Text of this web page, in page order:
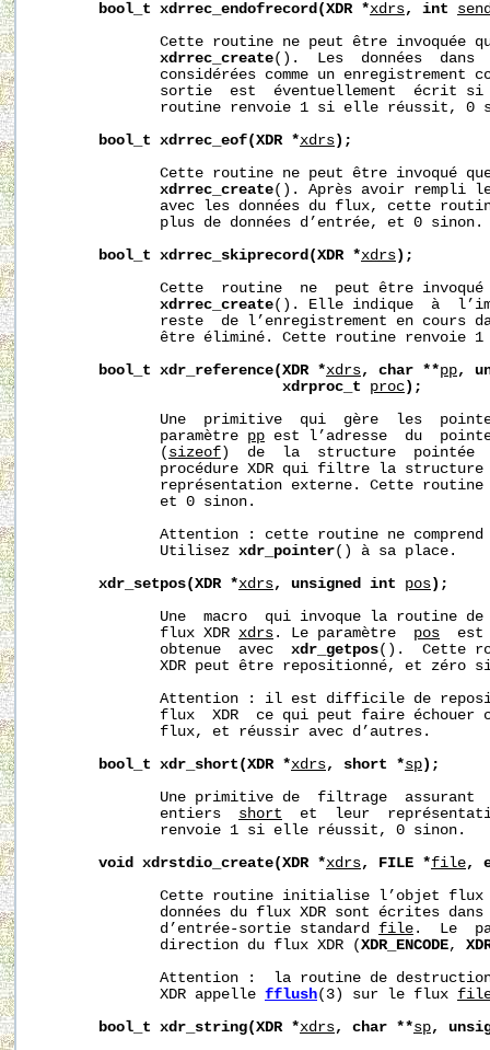
bool_t xdrrec_endofrecord(XDR *xdrs, int
Cette routine ne peut être invoquée
xdrrec_create().  Les  données  dans
considérées comme un enregistrement
sortie  est  éventuellement  écrit
routine renvoie 1 si elle réussit, 0
bool_t xdrrec_eof(XDR *xdrs );
Cette routine ne peut être invoqué
xdrrec_create(). Après avoir rempli
avec les données du flux, cette
              plus de données d’entrée, et 0 sinon.
bool_t xdrrec_skiprecord(XDR *xdrs );
Cette  routine  ne  peut être
xdrrec_create(). Elle indique  à
reste  de l’enregistrement en cours
être éliminé. Cette routine renvoie
bool_t xdr_reference(XDR *xdrs, char **pp,
xdrproc_t
proc );
Une  primitive  qui  gère  les
              paramètre
pp est l’adresse  du
              (
sizeof )  de  la  structure
procédure XDR qui filtre la
représentation externe. Cette
              et 0 sinon.
Attention : cette routine ne
              Utilisez
xdr_pointer() à sa place.
xdr_setpos(XDR *xdrs, unsigned int pos );
Une  macro  qui invoque la routine
              flux XDR
xdrs . Le paramètre pos
est
              obtenue  avec
xdr_getpos().  Cette
XDR peut être repositionné, et zéro
Attention : il est difficile de
flux  XDR  ce qui peut faire échouer
              flux, et réussir avec d’autres.
bool_t xdr_short(XDR *xdrs, short *sp );
Une primitive de  filtrage  assurant
              entiers
short
et  leur
              renvoie 1 si elle réussit, 0 sinon.
void
xdrstdio_create(XDR *xdrs, FILE *file,
Cette routine initialise l’objet
données du flux XDR sont écrites
              d’entrée-sortie standard
file .  Le
              direction du flux XDR (
XDR_ENCODE,
Attention :  la routine de
              XDR appelle
fflush(3) sur le flux
bool_t xdr_string(XDR *xdrs, char **sp,